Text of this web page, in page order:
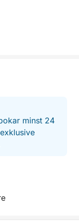
sötsaker och
i seglen och
och
dag till sjöss.
minst 24